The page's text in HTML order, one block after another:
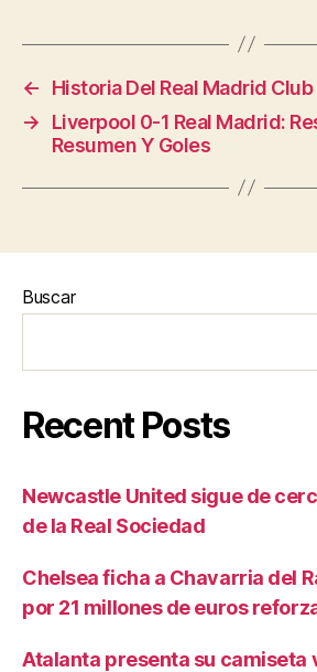
←
Historia Del Real Madrid
→
Liverpool 0-1 Real Madrid:
Resumen Y Goles
Buscar
Recent Posts
Newcastle United sigue de
de la Real Sociedad
Chelsea ficha a Chavarria del
por 21 millones de euros
Atalanta presenta su camiseta